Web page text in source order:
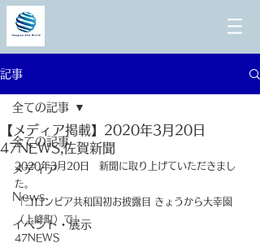
記事
全ての記事
メディア
News
イベント・展示
全ての記事
【メディア掲載】2020年3月20日
47NEWS,佐賀新聞
2020年3月20日　新聞に取り上げていただきまし
た。
「コロンビア共和国初お披露目 きょうから大幸園
（上峰町）で」
47NEWS